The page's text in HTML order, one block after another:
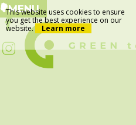
MENU
This website uses cookies to ensure
you get the best experience on our
website.
Learn more